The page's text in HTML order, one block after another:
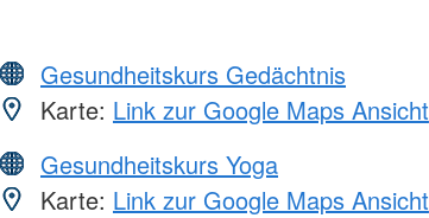
Gesundheitskurs Gedächtnis
Karte: Link zur Google Maps Ansicht
Gesundheitskurs Yoga
Karte: Link zur Google Maps Ansicht